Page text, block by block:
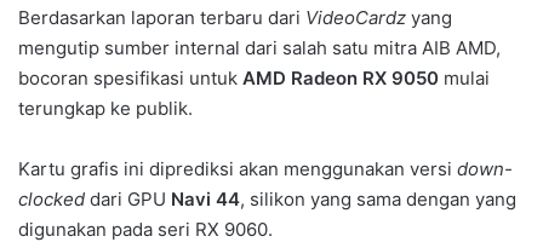
Berdasarkan laporan terbaru dari VideoCardz yang
mengutip sumber internal dari salah satu mitra AIB AMD,
bocoran spesifikasi untuk AMD Radeon RX 9050 mulai
terungkap ke publik.
Kartu grafis ini diprediksi akan menggunakan versi down-
clocked dari GPU Navi 44, silikon yang sama dengan yang
digunakan pada seri RX 9060.